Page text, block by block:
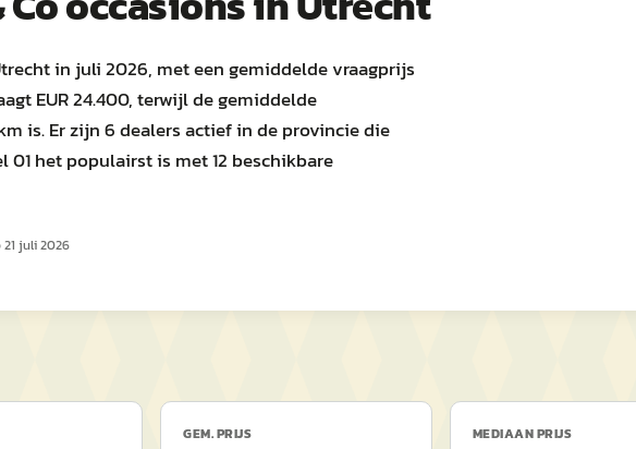
in juli 2026, met een gemiddelde vraagprijs
EUR 24.400, terwijl de gemiddelde
is. Er zijn 6 dealers actief in de provincie die
het populairst is met 12 beschikbare
21 juli 2026
GEM. PRIJS MEDIAAN PRIJS